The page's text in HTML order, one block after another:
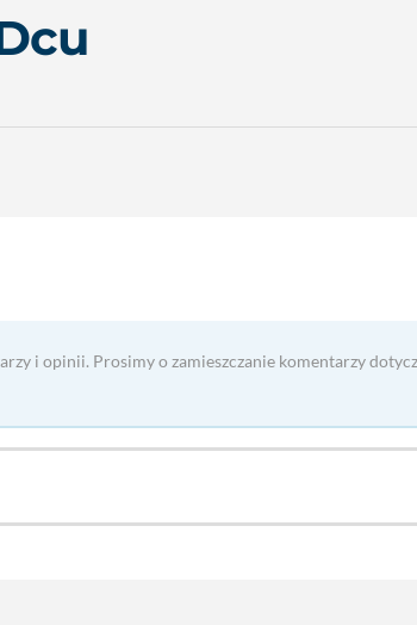
i opinii. Prosimy o zamieszczanie komentarzy